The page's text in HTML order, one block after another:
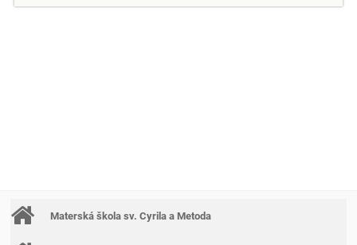
Materská škola sv. Cyrila a Metoda